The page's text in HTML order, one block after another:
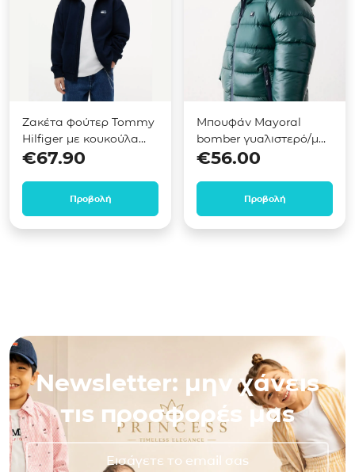
Ζακέτα φούτερ Tommy
Hilfiger με κουκούλα
Μπλε KB0KB10553
€67.90
Προβολή
Μπουφάν Mayoral
bomber γυαλιστερό/ματ
Πράσινο 04469
€56.00
Προβολή
Newsletter: μην χάνεις
τις προσφορές μας